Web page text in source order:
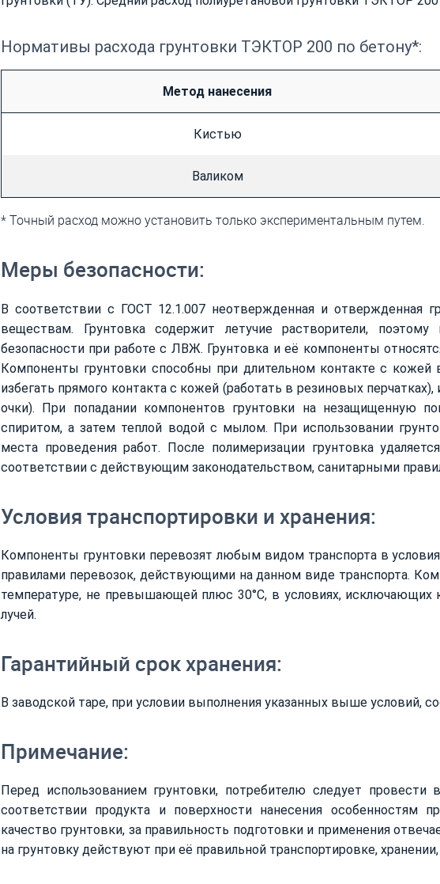
Нормативы расхода грунтовки ТЭКТОР 200 по бетону*:
Метод нанесения
Кистью
Валиком
* Точный расход можно установить только экспериментальным путем.
Меры безопасности:
В соответствии с ГОСТ 12.1.007 неотвержденная и отвержденная
веществам. Грунтовка содержит летучие растворители,
безопасности при работе с ЛВЖ. Грунтовка и её компоненты
Компоненты грунтовки способны при длительном контакте с
избегать прямого контакта с кожей (работать в резиновых
очки). При попадании компонентов грунтовки на незащищенную
спиритом, а затем теплой водой с мылом. При использовании
места проведения работ. После полимеризации грунтовка
соответствии с действующим законодательством, санитарными
Условия транспортировки и хранения:
Компоненты грунтовки перевозят любым видом транспорта в
правилами перевозок, действующими на данном виде транспорта.
температуре, не превышающей плюс 30°С, в условиях, исключающих
лучей.
Гарантийный срок хранения:
В заводской таре, при условии выполнения указанных выше условий,
Примечание:
Перед использованием грунтовки, потребителю следует
соответствии продукта и поверхности нанесения особенностям
качество грунтовки, за правильность подготовки и применения
на грунтовку действуют при её правильной транспортировке,